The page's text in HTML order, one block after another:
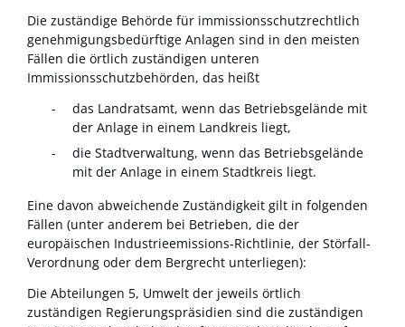
Die zuständige Behörde für immissionsschutzrechtlich
genehmigungsbedürftige Anlagen sind in den meisten
Fällen die örtlich zuständigen unteren
Immissionsschutzbehörden, das heißt
das Landratsamt, wenn das Betriebsgelände mit
der Anlage in einem Landkreis liegt,
die Stadtverwaltung, wenn das Betriebsgelände
mit der Anlage in einem Stadtkreis liegt.
Eine davon abweichende Zuständigkeit gilt in folgenden
Fällen (unter anderem bei Betrieben, die der
europäischen Industrieemissions-Richtlinie, der Störfall-
Verordnung oder dem Bergrecht unterliegen):
Die Abteilungen 5, Umwelt der jeweils örtlich
zuständigen Regierungspräsidien sind die zuständigen